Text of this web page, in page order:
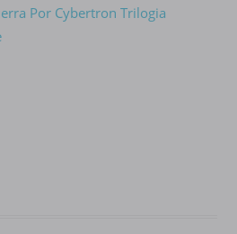
Por Cybertron Trilogia